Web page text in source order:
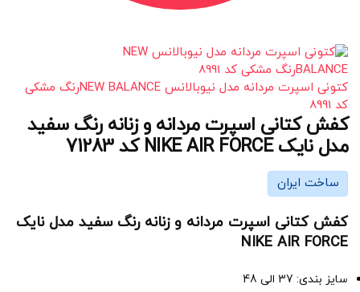
کتونی اسپرت مردانه مدل نیوبالانس NEW BALANCEرنگ مشکی
کد 8991
کفش کتانی اسپرت مردانه و زنانه رنگ سفید
مدل نایک NIKE AIR FORCE کد 71283
ساخت ایران
کفش کتانی اسپرت مردانه و زنانه رنگ سفید مدل نایک
NIKE AIR FORCE
سایز بندی: 37 الی 48